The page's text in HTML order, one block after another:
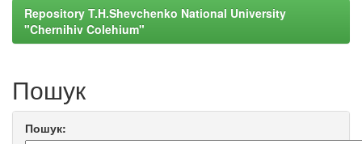
Repository T.H.Shevchenko National University
"Chernihiv Colehium"
Пошук
Пошук: